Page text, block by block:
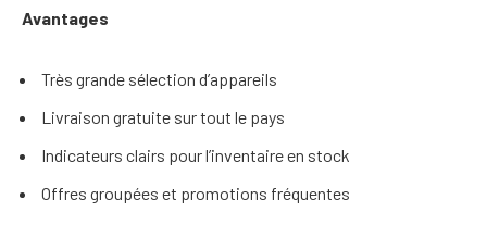
Avantages
Très grande sélection d’appareils
Livraison gratuite sur tout le pays
Indicateurs clairs pour l’inventaire en stock
Offres groupées et promotions fréquentes